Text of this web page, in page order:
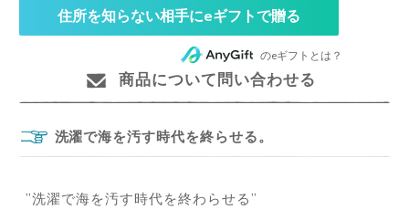
住所を知らない相手にeギフトで贈る
のeギフトとは？
商品について問い合わせる
洗濯で海を汚す時代を終らせる。
”洗濯で海を汚す時代を終わらせる”